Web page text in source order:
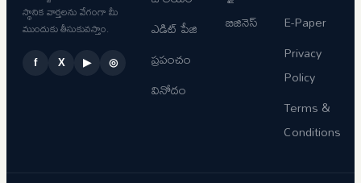
స్థానిక వార్తలను వేగంగా మీ
ముందుకు తీసుకువస్తాం.
f X ▶ ◎
ఎడిట్ పేజి
ప్రపంచం
వినోదం
బిజినెస్
E-Paper
Privacy
Policy
Terms &
Conditions